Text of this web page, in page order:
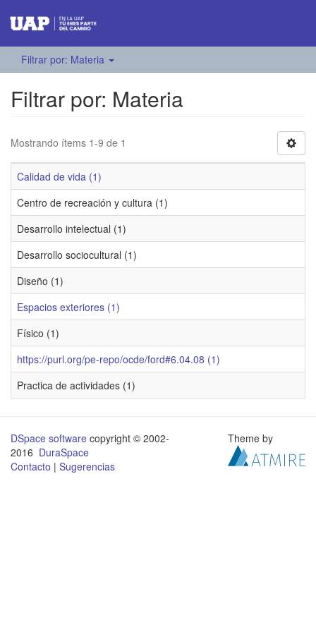
Filtrar por: Materia
Filtrar por: Materia
Mostrando ítems 1-9 de 1
Calidad de vida (1)
Centro de recreación y cultura (1)
Desarrollo intelectual (1)
Desarrollo sociocultural (1)
Diseño (1)
Espacios exteriores (1)
Físico (1)
https://purl.org/pe-repo/ocde/ford#6.04.08 (1)
Practica de actividades (1)
DSpace software copyright © 2002-
2016 DuraSpace
Contacto | Sugerencias
Theme by